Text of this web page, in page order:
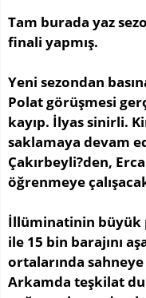
Tam burada yaz
finali yapmış.
Yeni sezondan
Polat görüşmesi
kayıp. İlyas sinirli.
saklamaya devam
Çakırbeyli?den,
öğrenmeye
İllüminatinin büyük
ile 15 bin barajını
ortalarında
Arkamda teşkilat